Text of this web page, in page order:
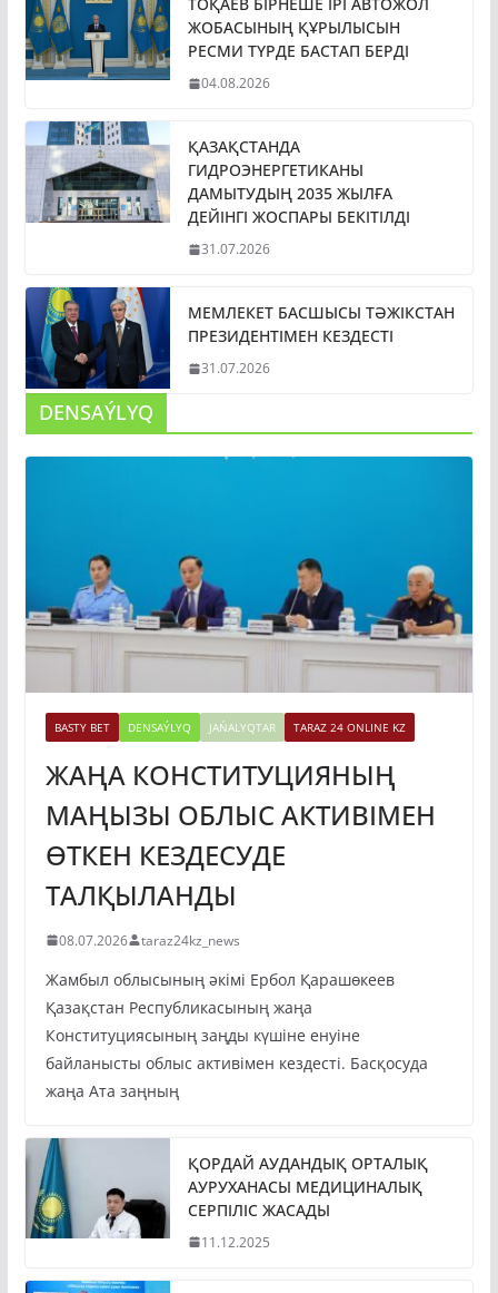
ТОҚАЕВ БІРНЕШЕ ІРІ АВТОЖОЛ
ЖОБАСЫНЫҢ ҚҰРЫЛЫСЫН
РЕСМИ ТҮРДЕ БАСТАП БЕРДІ
04.08.2026
ҚАЗАҚСТАНДА
ГИДРОЭНЕРГЕТИКАНЫ
ДАМЫТУДЫҢ 2035 ЖЫЛҒА
ДЕЙІНГІ ЖОСПАРЫ БЕКІТІЛДІ
31.07.2026
МЕМЛЕКЕТ БАСШЫСЫ ТӘЖІКСТАН
ПРЕЗИДЕНТІМЕН КЕЗДЕСТІ
31.07.2026
DENSAÝLYQ
BASTY BET DENSAÝLYQ JAŃALYQTAR TARAZ 24 ONLINE KZ
ЖАҢА КОНСТИТУЦИЯНЫҢ
МАҢЫЗЫ ОБЛЫС АКТИВІМЕН
ӨТКЕН КЕЗДЕСУДЕ
ТАЛҚЫЛАНДЫ
08.07.2026 taraz24kz_news
Жамбыл облысының әкімі Ербол Қарашөкеев
Қазақстан Республикасының жаңа
Конституциясының заңды күшіне енуіне
байланысты облыс активімен кездесті. Басқосуда
жаңа Ата заңның
ҚОРДАЙ АУДАНДЫҚ ОРТАЛЫҚ
АУРУХАНАСЫ МЕДИЦИНАЛЫҚ
СЕРПІЛІС ЖАСАДЫ
11.12.2025